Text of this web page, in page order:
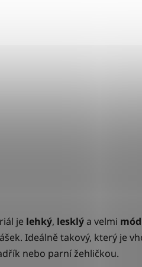
je lehký, lesklýa velmi
Ideálně takový, který je
nebo parní žehličkou.